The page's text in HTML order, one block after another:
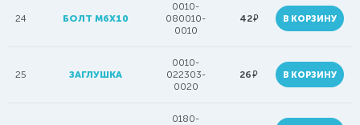
24 БОЛТ M6X10
0010-
080010-
0010
42руб. В КОРЗИНУ
25 ЗАГЛУШКА
0010-
022303-
0020
26руб. В КОРЗИНУ
0180-